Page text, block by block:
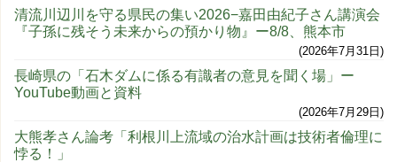
清流川辺川を守る県民の集い2026−嘉田由紀子さん講演会
『子孫に残そう未来からの預かり物』ー8/8、熊本市
2026年7月31日
長崎県の「石木ダムに係る有識者の意見を聞く場」ー
YouTube動画と資料
2026年7月29日
大熊孝さん論考「利根川上流域の治水計画は技術者倫理に
悖る！」